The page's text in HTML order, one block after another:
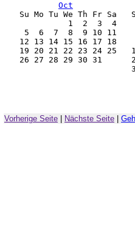
Oct
Su Mo Tu We Th Fr Sa
1  2  3  4
5  6  7  8  9 10 11
12 13 14 15 16 17 18
19 20 21 22 23 24 25
26 27 28 29 30 31
Vorherige Seite Nächste Seite